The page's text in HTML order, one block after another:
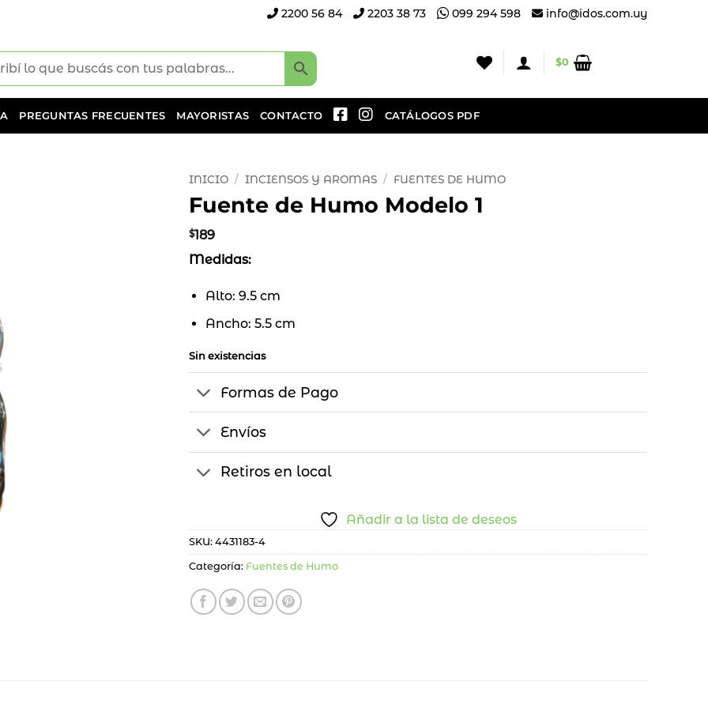
2200 56 84 2203 38 73 099 294 598 info@idos.com.uy
$0
PREGUNTAS FRECUENTES MAYORISTAS CONTACTO CATÁLOGOS PDF
INICIO / INCIENSOS Y AROMAS / FUENTES DE HUMO
Fuente de Humo Modelo 1
$189
Medidas:
Alto: 9.5 cm
Ancho: 5.5 cm
Sin existencias
Formas de Pago
Envíos
Retiros en local
Añadir a la lista de deseos
SKU: 4431183-4
Categoría: Fuentes de Humo